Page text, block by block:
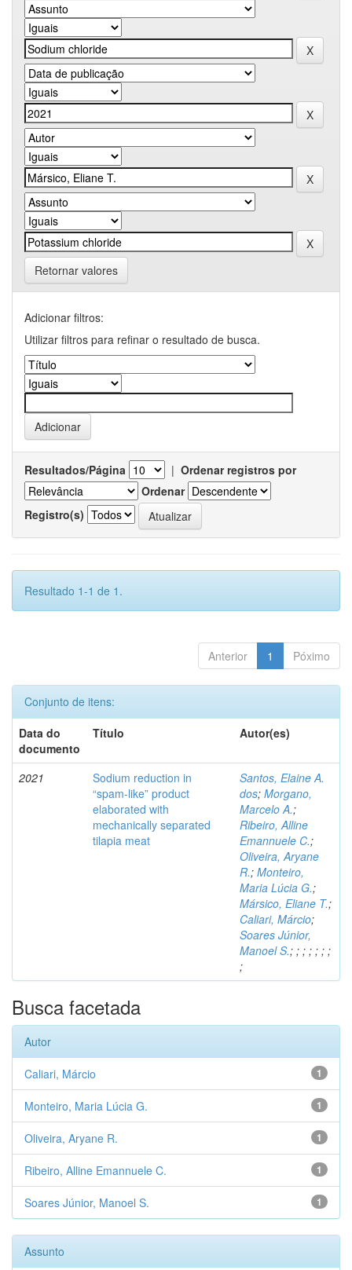
Retornar valores
Adicionar filtros:
Utilizar filtros para refinar o resultado de busca.
Resultados/Página | Ordenar registros por
Ordenar
Registro(s)
Resultado 1-1 de 1.
Anterior 1 Póximo
Conjunto de itens:
Data do
documento
Título Autor(es)
2021
Sodium reduction in
“spam-like” product
elaborated with
mechanically separated
tilapia meat
Santos, Elaine A.
dos; Morgano,
Marcelo A.;
Ribeiro, Alline
Emannuele C.;
Oliveira, Aryane
R.; Monteiro,
Maria Lúcia G.;
Mársico, Eliane T.;
Caliari, Márcio;
Soares Júnior,
Manoel S.; ; ; ; ; ; ;
;
Busca facetada
Autor
1
Caliari, Márcio
1
Monteiro, Maria Lúcia G.
1
Oliveira, Aryane R.
1
Ribeiro, Alline Emannuele C.
1
Soares Júnior, Manoel S.
Assunto